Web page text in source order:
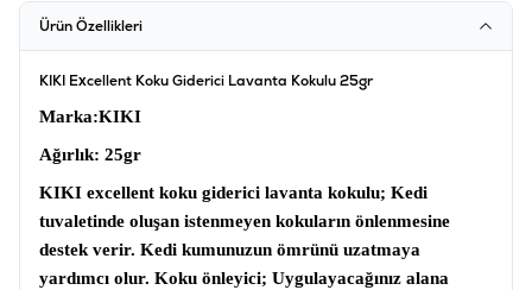
Ürün Özellikleri
KIKI Excellent Koku Giderici Lavanta Kokulu 25gr
Marka:KIKI
Ağırlık: 25gr
KIKI excellent koku giderici lavanta kokulu; Kedi
tuvaletinde oluşan istenmeyen kokuların önlenmesine
destek verir. Kedi kumunuzun ömrünü uzatmaya
yardımcı olur. Koku önleyici; Uygulayacağınız alana